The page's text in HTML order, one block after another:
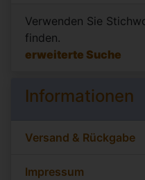
Verwenden Sie
finden.
erweiterte Suche
Informationen
Versand & Rückgabe
Impressum